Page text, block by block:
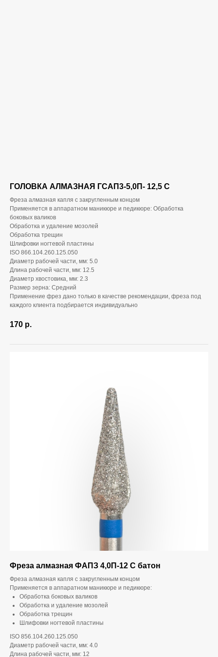
ГОЛОВКА АЛМАЗНАЯ ГСАП3-5,0П- 12,5 С
Фреза алмазная капля с закругленным концом
Применяется в аппаратном маникюре и педикюре: Обработка
боковых валиков
Обработка и удаление мозолей
Обработка трещин
Шлифовки ногтевой пластины
ISO 866.104.260.125.050
Диаметр рабочей части, мм: 5.0
Длина рабочей части, мм: 12.5
Диаметр хвостовика, мм: 2.3
Размер зерна: Средний
Применение фрез дано только в качестве рекомендации, фреза под
каждого клиента подбирается индивидуально
170 р.
Фреза алмазная ФАПЗ 4,0П-12 С батон
Фреза алмазная капля с закругленным концом
Применяется в аппаратном маникюре и педикюре:
Обработка боковых валиков
Обработка и удаление мозолей
Обработка трещин
Шлифовки ногтевой пластины
ISO 856.104.260.125.050
Диаметр рабочей части, мм: 4.0
Длина рабочей части, мм: 12